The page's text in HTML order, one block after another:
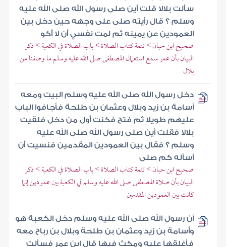
سألت بلالا قلت أين صلى رسول الله صلى الله عليه
وسلم ؟ قال رأيته صلى على وجهه حين دخل بين
العمودين عن يمينه ثم لمت نفسي أن لا أكو
صحيح ابن حبان > تتمة كتاب الصلاة > باب الصلاة في الكعبة > ذكر
البيان بأن عمر سمع استعمال المصطفى صلى الله عليه وسلم ما وصفنا من
بلال
دخل رسول الله صلى الله عليه وسلم البيت ومعه
أسامة بن زيد وبلال وعثمان بن طلحة فأجافوا الباب
عليهم طويلا ثم فتح فكنت أول من دخل فلقيت
بلالا فقلت أين صلى رسول الله صلى الله عليه
وسلم ؟ فقال بين العمودين المقدمين فنسيت أن
أسأله كم صلى
صحيح ابن حبان > تتمة كتاب الصلاة > باب الصلاة في الكعبة > ذكر
البيان بأن صلاة المصطفى صلى الله عليه وسلم في الكعبة بين عمودين إنما
كانت بين العمودين المقدمين
أن رسول الله صلى الله عليه وسلم دخل الكعبة هو
وأسامة بن زيد وعثمان بن طلحة وبلال بن رباح معه
فأغلقها عليه ومكث فيها قال ابن عمر فسألت